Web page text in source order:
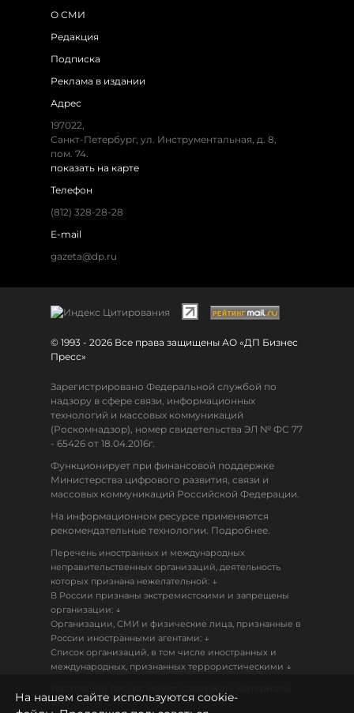
О СМИ
Редакция
Подписка
Реклама в издании
Адрес
197022,
Санкт-Петербург, ул. Инструментальная, д. 8,
пом. 74.
показать на карте
Телефон
(812) 328-28-28
E-mail
gazeta@dp.ru
© 1993 - 2026 Все права защищены АО «ДП Бизнес
Пресс»
Зарегистрировано Федеральной службой по
надзору в сфере связи, информационных
технологий и массовых коммуникаций
(Роскомнадзор), номер свидетельства ЭЛ № ФС 77
- 65426 от 18.04.2016г.
Функционирует при финансовой поддержке
Министерства цифрового развития, связи и
массовых коммуникаций Российской Федерации.
На информационном ресурсе применяются
рекомендательные технологии. Подробнее.
Перечень иностранных и международных
неправительственных организаций, деятельность
которых признана нежелательной: ↓
В России признаны экстремистскими и запрещены
организации: ↓
Организации, СМИ и физические лица, признанные в
России иностранными агентами: ↓
Список организаций, в том числе иностранных и
международных, признанных террористическими ↓
18+
На нашем сайте используются cookie-